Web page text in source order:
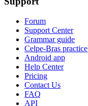
Forum
Support Center
Grammar guide
Celpe-Bras practice
Android app
Help Center
Pricing
Contact Us
FAQ
API